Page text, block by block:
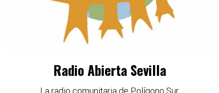
Radio Abierta Sevilla
La radio comunitaria de Polígono Sur